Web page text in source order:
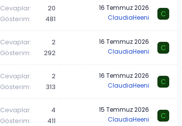
Cevaplar
20
Gösterim
481
16 Temmuz 2026
ClaudiaHeeni
C
Cevaplar
2
Gösterim
292
16 Temmuz 2026
ClaudiaHeeni
C
Cevaplar
2
Gösterim
313
16 Temmuz 2026
ClaudiaHeeni
C
Cevaplar
4
Gösterim
411
15 Temmuz 2026
ClaudiaHeeni
C